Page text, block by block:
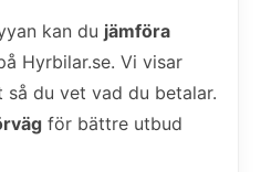
kan du jämföra
Hyrbilar.se. Vi visar
du vet vad du betalar.
för bättre utbud